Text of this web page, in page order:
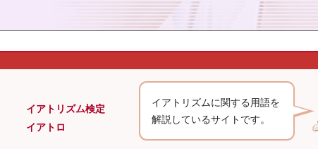
イアトリズム検定
イアトロ
イアトリズムに関する用語を
解説しているサイトです。